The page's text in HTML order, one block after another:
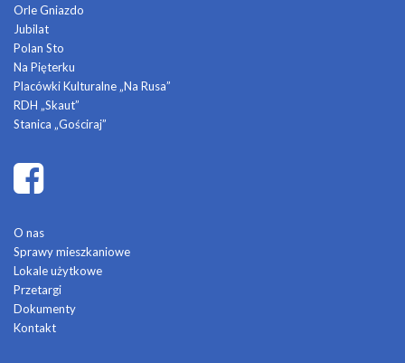
Orle Gniazdo
Jubilat
Polan Sto
Na Pięterku
Placówki Kulturalne „Na Rusa”
RDH „Skaut”
Stanica „Gościraj”
O nas
Sprawy mieszkaniowe
Lokale użytkowe
Przetargi
Dokumenty
Kontakt